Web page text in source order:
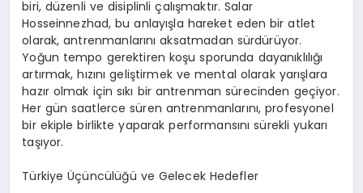
biri, düzenli ve disiplinli çalışmaktır. Salar
Hosseinnezhad, bu anlayışla hareket eden bir atlet
olarak, antrenmanlarını aksatmadan sürdürüyor.
Yoğun tempo gerektiren koşu sporunda dayanıklılığı
artırmak, hızını geliştirmek ve mental olarak yarışlara
hazır olmak için sıkı bir antrenman sürecinden geçiyor.
Her gün saatlerce süren antrenmanlarını, profesyonel
bir ekiple birlikte yaparak performansını sürekli yukarı
taşıyor.
Türkiye Üçüncülüğü ve Gelecek Hedefler